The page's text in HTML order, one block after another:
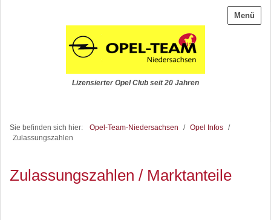
Menü
Lizensierter Opel Club seit 20 Jahren
Sie befinden sich hier: Opel-Team-Niedersachsen / Opel Infos
/
Zulassungszahlen
Zulassungszahlen / Marktanteile